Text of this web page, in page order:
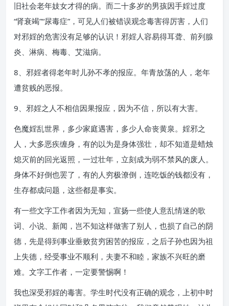
旧社会老年妓女才得的病。而二十多岁的男孩因手婬过度
“肾衰竭”“尿毒症”，可见人们被错误观念毒害得厉害，人们
对邪婬的危害没有足够的认识！邪婬人容易得耳聋、前列腺
炎、淋病、梅毒、艾滋病。
8、邪婬者得老年时儿孙不孝的报应。年青放荡的人，老年
遭贫贱的恶报。
9、邪婬之人不相信因果报应，因为不信，所以有大害。
色魔婬乱世界，多少家庭遇害，多少人命丧黄泉。婬邪之
人，大多恶疾缠身，有的以为是身体强壮，却不知道是蜡烛
熄灭前的回光返照，一过壮年，立刻成为弱不禁风的废人。
身体不好倒也罢了，有的人穷极潦倒，连吃饭的钱都没有，
生存都成问题，这些都是事实。
有一些文字工作者因为无知，宣扬一些使人意乱情迷的歌
词、小说、新闻，岂不知这样做害了别人，也损了自己的阴
德，先是得到事业垂败贫穷困苦的报应，之后子孙也因为祖
上失德，经受事业不顺利，夫妻不和睦，家族不兴旺的磨
难。文字工作者，一定要警惕啊！
我也深受邪婬的毒害。学生时代没有正确的观念，上初中时